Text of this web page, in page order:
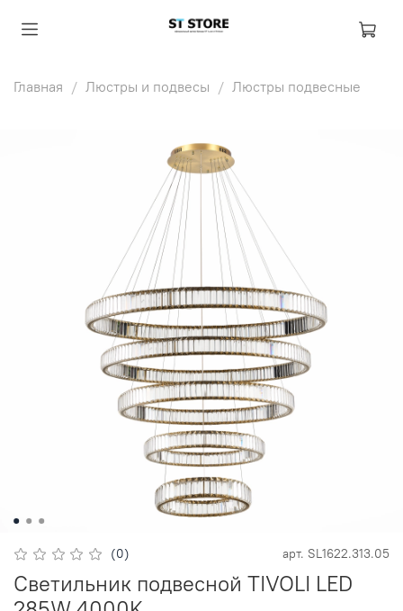
Главная Люстры и подвесы Люстры подвесные
(0) арт. SL1622.313.05
Светильник подвесной TIVOLI LED